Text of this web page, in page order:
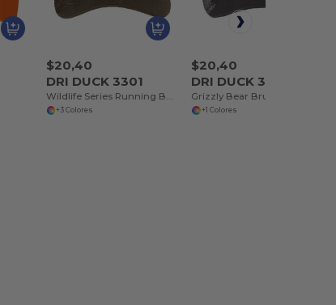
$20,40
DRI DUCK 3301
+3 Colores
$20,40
DRI DUCK 3319
+1 Colores